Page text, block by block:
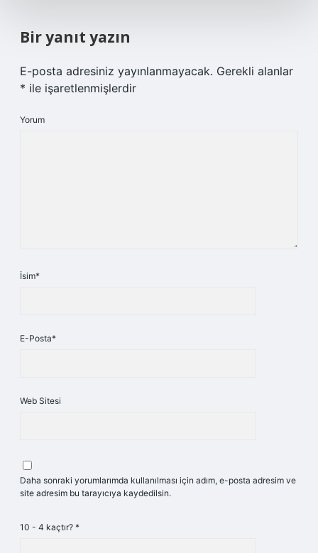
Bir yanıt yazın
E-posta adresiniz yayınlanmayacak. Gerekli alanlar
* ile işaretlenmişlerdir
Yorum
İsim*
E-Posta*
Web Sitesi
Daha sonraki yorumlarımda kullanılması için adım, e-posta adresim ve
site adresim bu tarayıcıya kaydedilsin.
10 - 4 kaçtır? *